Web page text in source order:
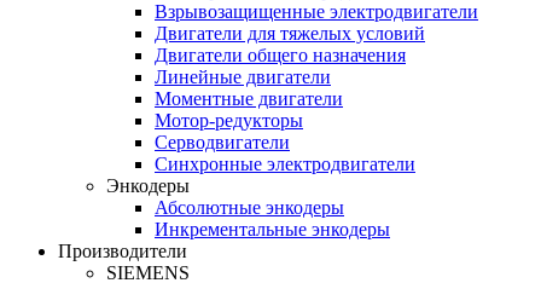
Взрывозащищенные электродвигатели
Двигатели для тяжелых условий
Двигатели общего назначения
Линейные двигатели
Моментные двигатели
Мотор-редукторы
Серводвигатели
Синхронные электродвигатели
Энкодеры
Абсолютные энкодеры
Инкрементальные энкодеры
Производители
SIEMENS